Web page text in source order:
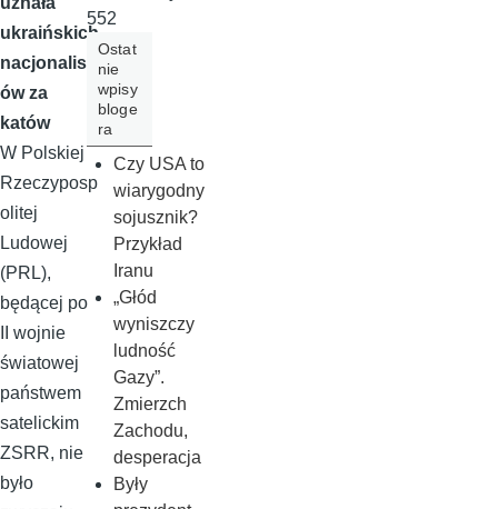
ukraińskich
nacjonalist
ów za
katów
W Polskiej
Rzeczyposp
olitej
Ludowej
(PRL),
będącej po
II wojnie
światowej
państwem
satelickim
ZSRR, nie
było
552
Ostat
nie
wpisy
bloge
ra
Czy USA to
wiarygodny
sojusznik?
Przykład
Iranu
„Głód
wyniszczy
ludność
Gazy”.
Zmierzch
Zachodu,
desperacja
Były